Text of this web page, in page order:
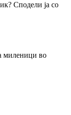
Сподели ја со
миленици во